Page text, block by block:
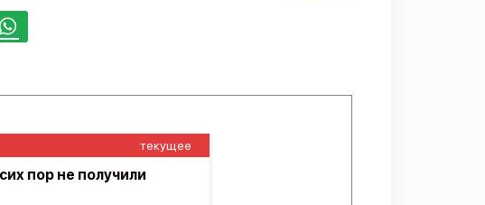
Whatsapp
текущее
пор не получили